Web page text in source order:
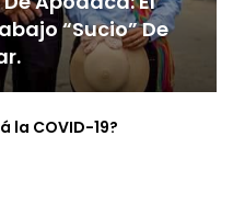
“sucio” De
la COVID-19?